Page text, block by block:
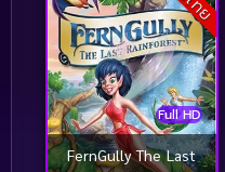
Full HD
FernGully The Last